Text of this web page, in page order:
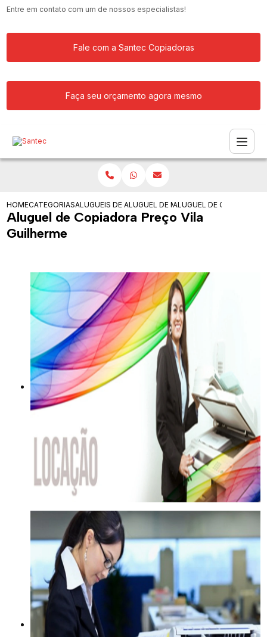
Entre em contato com um de nossos especialistas!
Fale com a Santec Copiadoras
Faça seu orçamento agora mesmo
HOMECATEGORIASALUGUEIS DE COPIADORASALUGUEL DE MAQUINA COPIADORA
ALUGUEL DE COPIADORA
Aluguel de Copiadora Preço Vila
Guilherme